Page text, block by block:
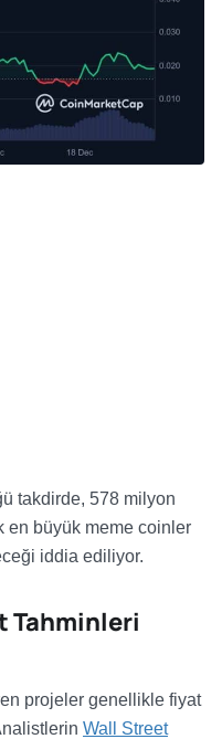
takdirde, 578 milyon
en büyük meme coinler
iddia ediliyor.
Tahminleri
projeler genellikle fiyat
Wall Street